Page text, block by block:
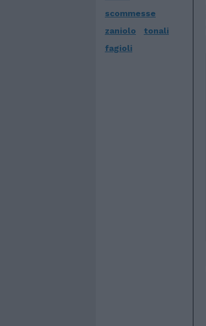
scommesse
zaniolo
tonali
fagioli